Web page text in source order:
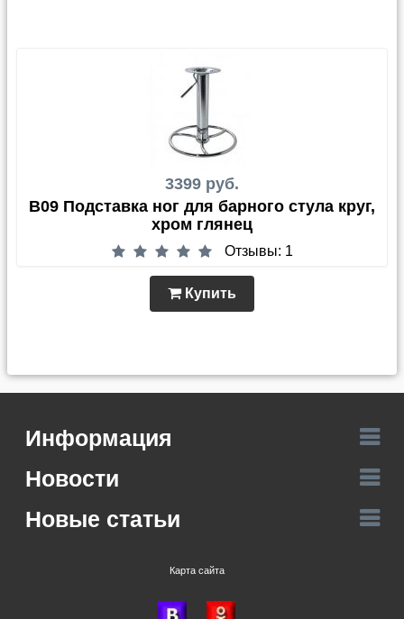
3399 руб.
В09 Подставка ног для барного стула круг,
хром глянец
Отзывы: 1
Купить
Информация
Новости
Новые статьи
Карта сайта